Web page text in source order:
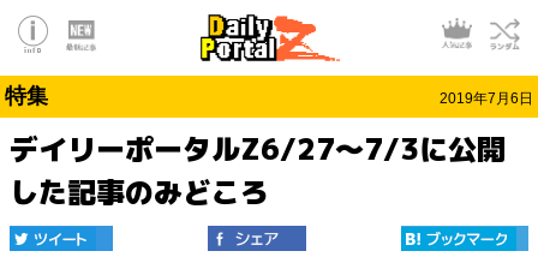
特集 2019年7月6日
デイリーポータルZ6/27～7/3に公開
した記事のみどころ